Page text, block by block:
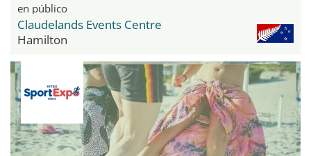
en público
Claudelands Events Centre
Hamilton